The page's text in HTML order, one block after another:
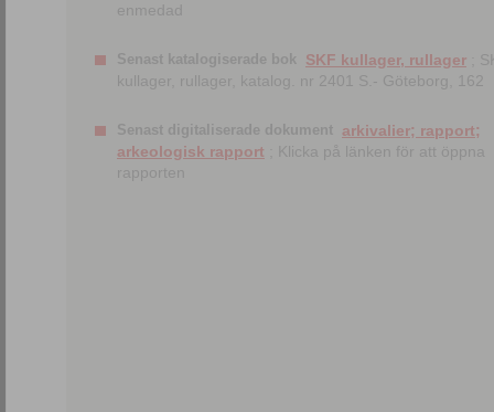
enmedad
Senast katalogiserade bok SKF kullager, rullager ;
kullager, rullager, katalog. nr 2401 S.- Göteborg, 162
Senast digitaliserade dokument arkivalier; rapport;
arkeologisk rapport ; Klicka på länken för att öppna
rapporten